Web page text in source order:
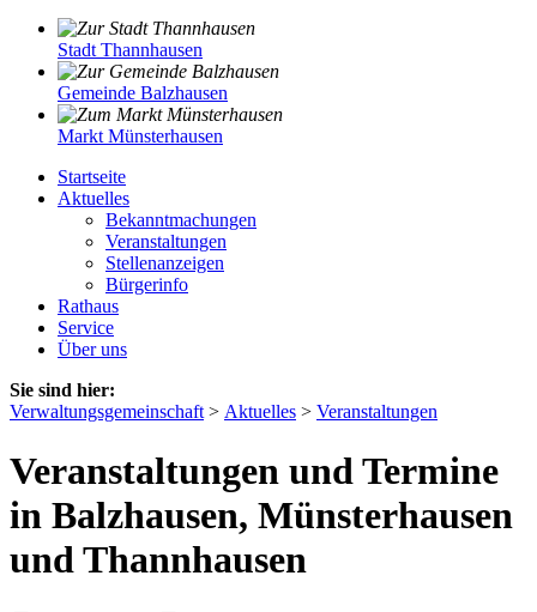
Stadt Thannhausen
Gemeinde Balzhausen
Markt Münsterhausen
Startseite
Aktuelles
Bekanntmachungen
Veranstaltungen
Stellenanzeigen
Bürgerinfo
Rathaus
Service
Über uns
Sie sind hier:
Verwaltungsgemeinschaft > Aktuelles > Veranstaltungen
Veranstaltungen und Termine
in Balzhausen, Münsterhausen
und Thannhausen